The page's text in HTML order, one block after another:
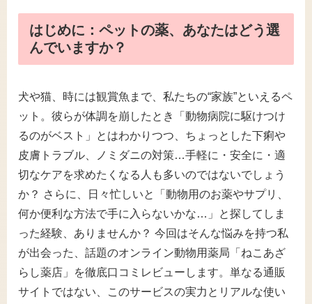
はじめに：ペットの薬、あなたはどう選
んでいますか？
犬や猫、時には観賞魚まで、私たちの“家族”といえるペ
ット。彼らが体調を崩したとき「動物病院に駆けつけ
るのがベスト」とはわかりつつ、ちょっとした下痢や
皮膚トラブル、ノミダニの対策…手軽に・安全に・適
切なケアを求めたくなる人も多いのではないでしょう
か？ さらに、日々忙しいと「動物用のお薬やサプリ、
何か便利な方法で手に入らないかな…」と探してしま
った経験、ありませんか？ 今回はそんな悩みを持つ私
が出会った、話題のオンライン動物用薬局「ねこあざ
らし薬店」を徹底口コミレビューします。単なる通販
サイトではない、このサービスの実力とリアルな使い